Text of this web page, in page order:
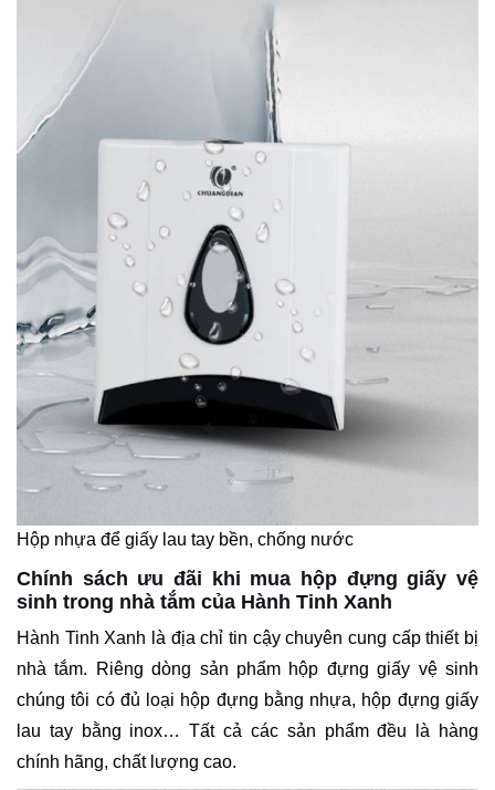
Hộp nhựa để giấy lau tay bền, chống nước
Chính sách ưu đãi khi mua hộp đựng giấy vệ
sinh trong nhà tắm của Hành Tinh Xanh
Hành Tinh Xanh là địa chỉ tin cậy chuyên cung cấp thiết bị
nhà tắm. Riêng dòng sản phẩm hộp đựng giấy vệ sinh
chúng tôi có đủ loại hộp đựng bằng nhựa, hộp đựng giấy
lau tay bằng inox… Tất cả các sản phẩm đều là hàng
chính hãng, chất lượng cao.